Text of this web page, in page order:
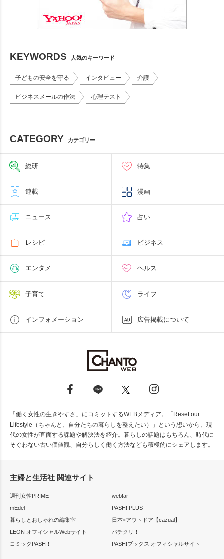
KEYWORDS 人気のキーワード
子どもの安全を守る インタビュー 介護
ビジネスメールの作法 心理テスト
CATEGORY カテゴリー
総研 特集
連載 漫画
ニュース 占い
レシピ ビジネス
エンタメ ヘルス
子育て ライフ
インフォメーション 広告掲載について
「働く女性の生きやすさ」にコミットするWEBメディア。「Reset our
Lifestyle（ちゃんと、自分たちの暮らしを整えたい）」という想いから、現
代の女性が直面する課題や解決法を紹介。暮らしの話題はもちろん、時代に
そぐわない古い価値観、自分らしく働く方法なども積極的にシェアします。
主婦と生活社 関連サイト
週刊女性PRIME
web!ar
mEdel
PASH! PLUS
暮らしとおしゃれの編集室
日本×アウトドア【cazual】
LEON オフィシャルWebサイト
パチクリ！
コミックPASH！
PASH!ブックス オフィシャルサイト